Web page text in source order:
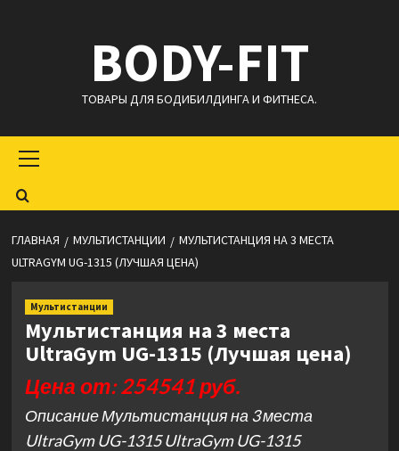
BODY-FIT
ТОВАРЫ ДЛЯ БОДИБИЛДИНГА И ФИТНЕСА.
меню
ГЛАВНАЯ МУЛЬТИСТАНЦИИ
МУЛЬТИСТАНЦИЯ НА 3 МЕСТА
ULTRAGYM UG-1315 (ЛУЧШАЯ ЦЕНА)
Мультистанции
Мультистанция на 3 места
UltraGym UG-1315 (Лучшая цена)
Цена от: 254541 руб.
Описание Мультистанция на 3 места
UltraGym UG-1315 UltraGym UG-1315